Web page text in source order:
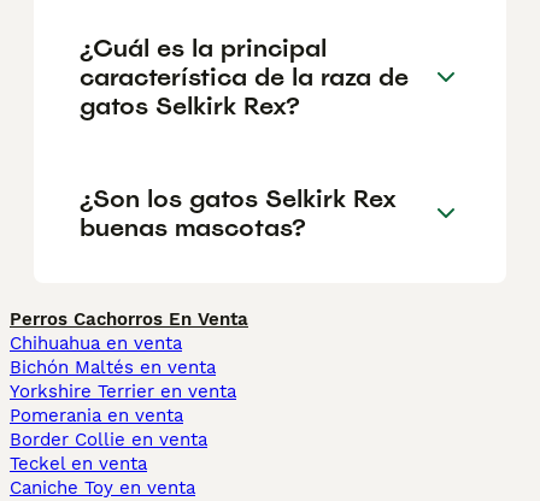
¿Cuál es la principal
característica de la raza de
gatos Selkirk Rex?
¿Son los gatos Selkirk Rex
buenas mascotas?
Perros Cachorros En Venta
Chihuahua en venta
Bichón Maltés en venta
Yorkshire Terrier en venta
Pomerania en venta
Border Collie en venta
Teckel en venta
Caniche Toy en venta